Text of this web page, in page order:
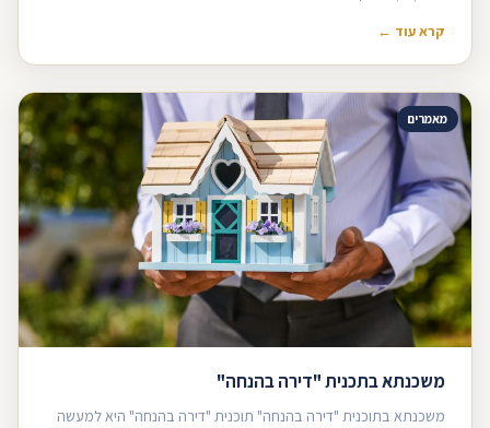
קרא עוד ←
מאמרים
משכנתא בתכנית "דירה בהנחה"
משכנתא בתוכנית "דירה בהנחה" תוכנית "דירה בהנחה" היא למעשה